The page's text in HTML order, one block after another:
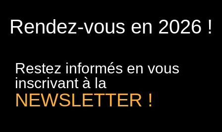
Rendez-vous en 2026 !
Restez informés en vous
inscrivant à la
NEWSLETTER !